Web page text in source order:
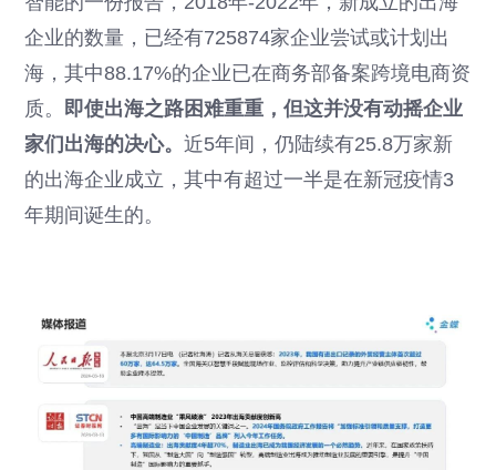
企业的数量，已经有725874家企业尝试或计划出
海，其中88.17%的企业已在商务部备案跨境电商资
质。 即使出海之路困难重重，但这并没有动摇企业
家们出海的决心。近5年间，仍陆续有25.8万家新
的出海企业成立，其中有超过一半是在新冠疫情3
年期间诞生的。